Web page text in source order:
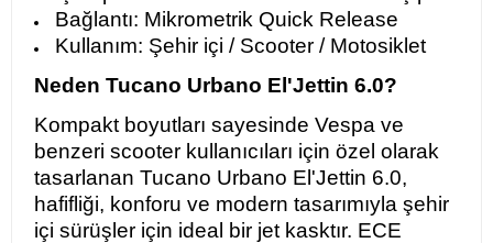
Bağlantı: Mikrometrik Quick Release
Kullanım: Şehir içi / Scooter / Motosiklet
Neden Tucano Urbano El'Jettin 6.0?
Kompakt boyutları sayesinde Vespa ve
benzeri scooter kullanıcıları için özel olarak
tasarlanan Tucano Urbano El'Jettin 6.0,
hafifliği, konforu ve modern tasarımıyla şehir
içi sürüşler için ideal bir jet kasktır. ECE